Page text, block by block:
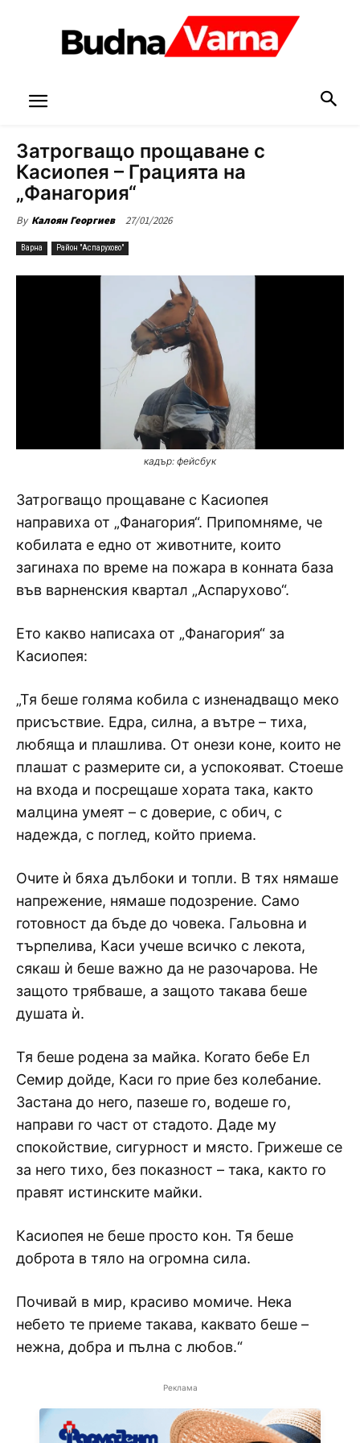
Затрогващо прощаване с
Касиопея – Грацията на
„Фанагория“
By Калоян Георгиев 27/01/2026
Варна Район "Аспарухово"
кадър: фейсбук
Затрогващо прощаване с Касиопея
направиха от „Фанагория“. Припомняме, че
кобилата е едно от животните, които
загинаха по време на пожара в конната база
във варненския квартал „Аспарухово“.
Ето какво написаха от „Фанагория“ за
Касиопея:
„Тя беше голяма кобила с изненадващо меко
присъствие. Едра, силна, а вътре – тиха,
любяща и плашлива. От онези коне, които не
плашат с размерите си, а успокояват. Стоеше
на входа и посрещаше хората така, както
малцина умеят – с доверие, с обич, с
надежда, с поглед, който приема.
Очите ѝ бяха дълбоки и топли. В тях нямаше
напрежение, нямаше подозрение. Само
готовност да бъде до човека. Гальовна и
търпелива, Каси учеше всичко с лекота,
сякаш ѝ беше важно да не разочарова. Не
защото трябваше, а защото такава беше
душата ѝ.
Тя беше родена за майка. Когато бебе Ел
Семир дойде, Каси го прие без колебание.
Застана до него, пазеше го, водеше го,
направи го част от стадото. Даде му
спокойствие, сигурност и място. Грижеше се
за него тихо, без показност – така, както го
правят истинските майки.
Касиопея не беше просто кон. Тя беше
доброта в тяло на огромна сила.
Почивай в мир, красиво момиче. Нека
небето те приеме такава, каквато беше –
нежна, добра и пълна с любов.“
Реклама